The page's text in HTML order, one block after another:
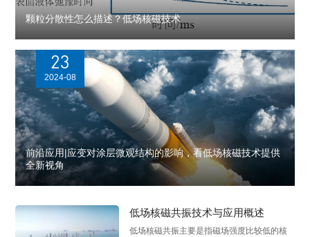
颗粒分散性怎么描述？低场核磁技术
23
2024-08
前沿应用|应变对涂层微观结构的影响，看低场核磁技术提供
全新视角
低场核磁共振技术与应用概述
低场核磁共振主要是指磁场强度比较低的核